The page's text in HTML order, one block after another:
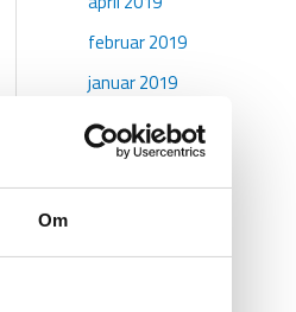
Om
februar 2019
januar 2019
oktober 2018
maj 2018